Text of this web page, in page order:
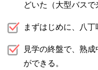
どいた（大型バスで
まずはじめに、八丁
見学の終盤で、熟
ができる。